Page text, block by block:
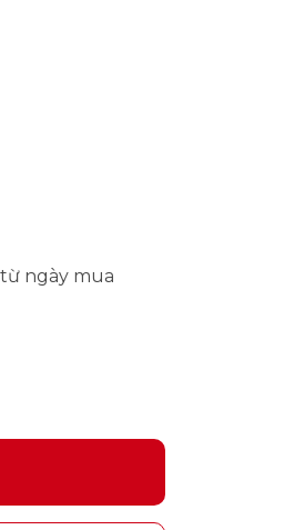
ngày mua